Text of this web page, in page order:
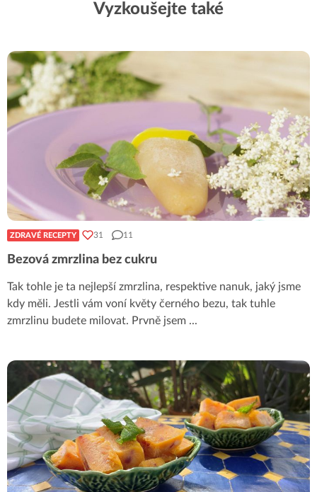
Vyzkoušejte také
ZDRAVÉ RECEPTY 31 11
Bezová zmrzlina bez cukru
Tak tohle je ta nejlepší zmrzlina, respektive nanuk, jaký jsme
kdy měli. Jestli vám voní květy černého bezu, tak tuhle
zmrzlinu budete milovat. Prvně jsem ...